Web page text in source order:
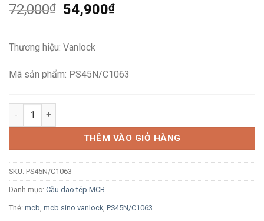
72,000₫
Giá
72,000₫.
54,900₫Giá
Thương hiệu: Vanlock
Mã sản phẩm: PS45N/C1063
MCB Vanlock PS45N/C1063 1P 63A 4.5kA số lượng
THÊM VÀO GIỎ HÀNG
SKU: PS45N/C1063
Danh mục: Cầu dao tép MCB
Thẻ: mcb mcb sino vanlock PS45N/C1063